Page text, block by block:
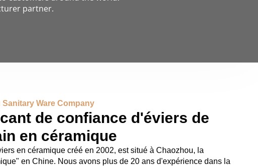
partner.
Ware Company
de confiance d'éviers de
en céramique
en céramique créé en 2002, est situé à Chaozhou, la
en Chine. Nous avons plus de 20 ans d'expérience dans la